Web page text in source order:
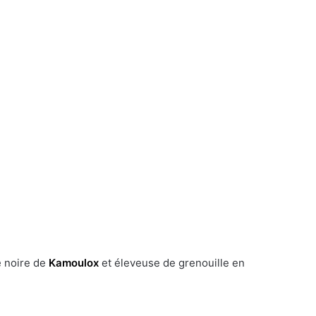
noire de Kamoulox et éleveuse de grenouille en